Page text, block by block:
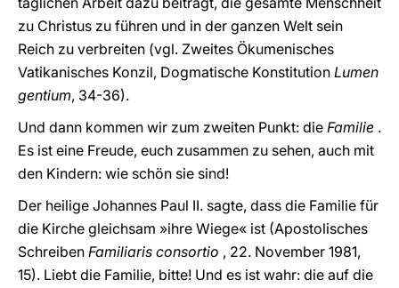
zu Christus zu führen und in der ganzen Welt sein
Reich zu verbreiten (vgl. Zweites Ökumenisches
Vatikanisches Konzil, Dogmatische Konstitution Lumen
gentium, 34-36).
Und dann kommen wir zum zweiten Punkt: die Familie .
Es ist eine Freude, euch zusammen zu sehen, auch mit
den Kindern: wie schön sie sind!
Der heilige Johannes Paul II. sagte, dass die Familie für
die Kirche gleichsam »ihre Wiege« ist (Apostolisches
Schreiben Familiaris consortio , 22. November 1981,
15). Liebt die Familie, bitte! Und es ist wahr: die auf die